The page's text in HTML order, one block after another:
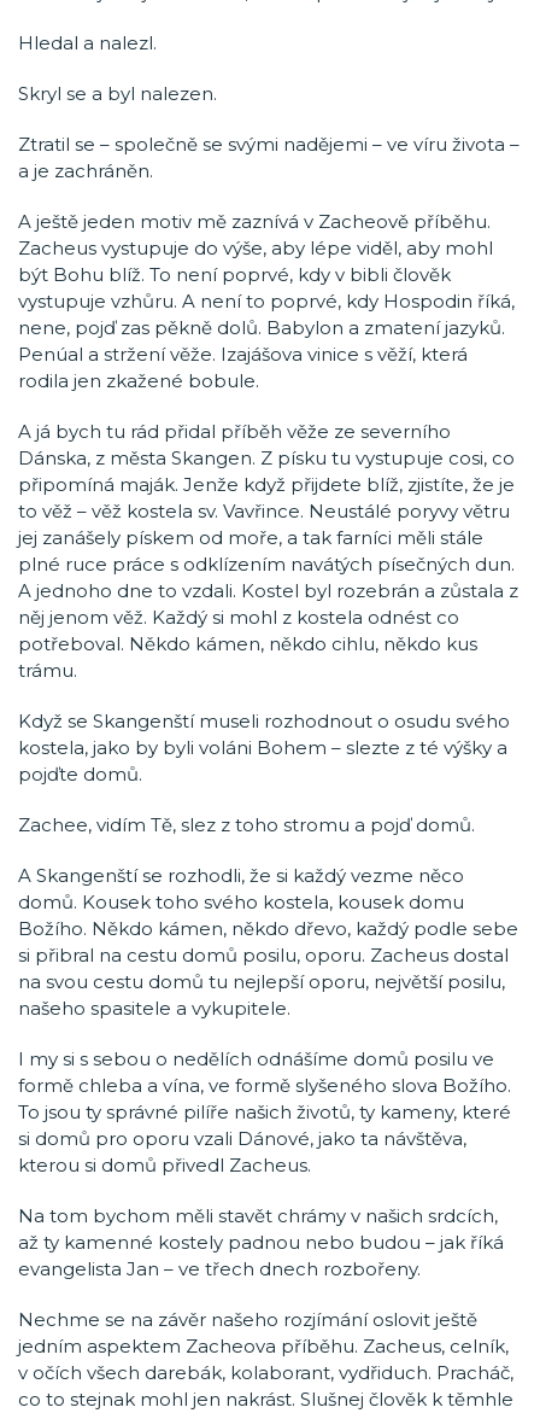
Hledal a nalezl.
Skryl se a byl nalezen.
Ztratil se – společně se svými nadějemi – ve víru života –
a je zachráněn.
A ještě jeden motiv mě zaznívá v Zacheově příběhu.
Zacheus vystupuje do výše, aby lépe viděl, aby mohl
být Bohu blíž. To není poprvé, kdy v bibli člověk
vystupuje vzhůru. A není to poprvé, kdy Hospodin říká,
nene, pojď zas pěkně dolů. Babylon a zmatení jazyků.
Penúal a stržení věže. Izajášova vinice s věží, která
rodila jen zkažené bobule.
A já bych tu rád přidal příběh věže ze severního
Dánska, z města Skangen. Z písku tu vystupuje cosi, co
připomíná maják. Jenže když přijdete blíž, zjistíte, že je
to věž – věž kostela sv. Vavřince. Neustálé poryvy větru
jej zanášely pískem od moře, a tak farníci měli stále
plné ruce práce s odklízením navátých písečných dun.
A jednoho dne to vzdali. Kostel byl rozebrán a zůstala z
něj jenom věž. Každý si mohl z kostela odnést co
potřeboval. Někdo kámen, někdo cihlu, někdo kus
trámu.
Když se Skangenští museli rozhodnout o osudu svého
kostela, jako by byli voláni Bohem – slezte z té výšky a
pojďte domů.
Zachee, vidím Tě, slez z toho stromu a pojď domů.
A Skangenští se rozhodli, že si každý vezme něco
domů. Kousek toho svého kostela, kousek domu
Božího. Někdo kámen, někdo dřevo, každý podle sebe
si přibral na cestu domů posilu, oporu. Zacheus dostal
na svou cestu domů tu nejlepší oporu, největší posilu,
našeho spasitele a vykupitele.
I my si s sebou o nedělích odnášíme domů posilu ve
formě chleba a vína, ve formě slyšeného slova Božího.
To jsou ty správné pilíře našich životů, ty kameny, které
si domů pro oporu vzali Dánové, jako ta návštěva,
kterou si domů přivedl Zacheus.
Na tom bychom měli stavět chrámy v našich srdcích,
až ty kamenné kostely padnou nebo budou – jak říká
evangelista Jan – ve třech dnech rozbořeny.
Nechme se na závěr našeho rozjímání oslovit ještě
jedním aspektem Zacheova příběhu. Zacheus, celník,
v očích všech darebák, kolaborant, vydřiduch. Pracháč,
co to stejnak mohl jen nakrást. Slušnej člověk k těmhle